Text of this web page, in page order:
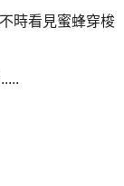
時看見蜜蜂穿梭